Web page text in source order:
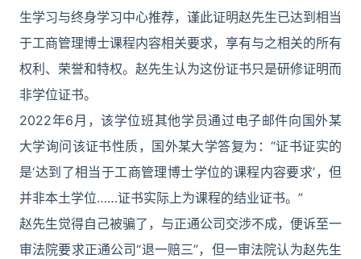
生学习与终身学习中心推荐，谨此证明赵先生已达到相当
于工商管理博士课程内容相关要求，享有与之相关的所有
权利、荣誉和特权。赵先生认为这份证书只是研修证明而
非学位证书。
2022年6月，该学位班其他学员通过电子邮件向国外某
大学询问该证书性质，国外某大学答复为：“证书证实的
是‘达到了相当于工商管理博士学位的课程内容要求’，但
并非本土学位……证书实际上为课程的结业证书。”
赵先生觉得自己被骗了，与正通公司交涉不成，便诉至一
审法院要求正通公司“退一赔三”，但一审法院认为赵先生